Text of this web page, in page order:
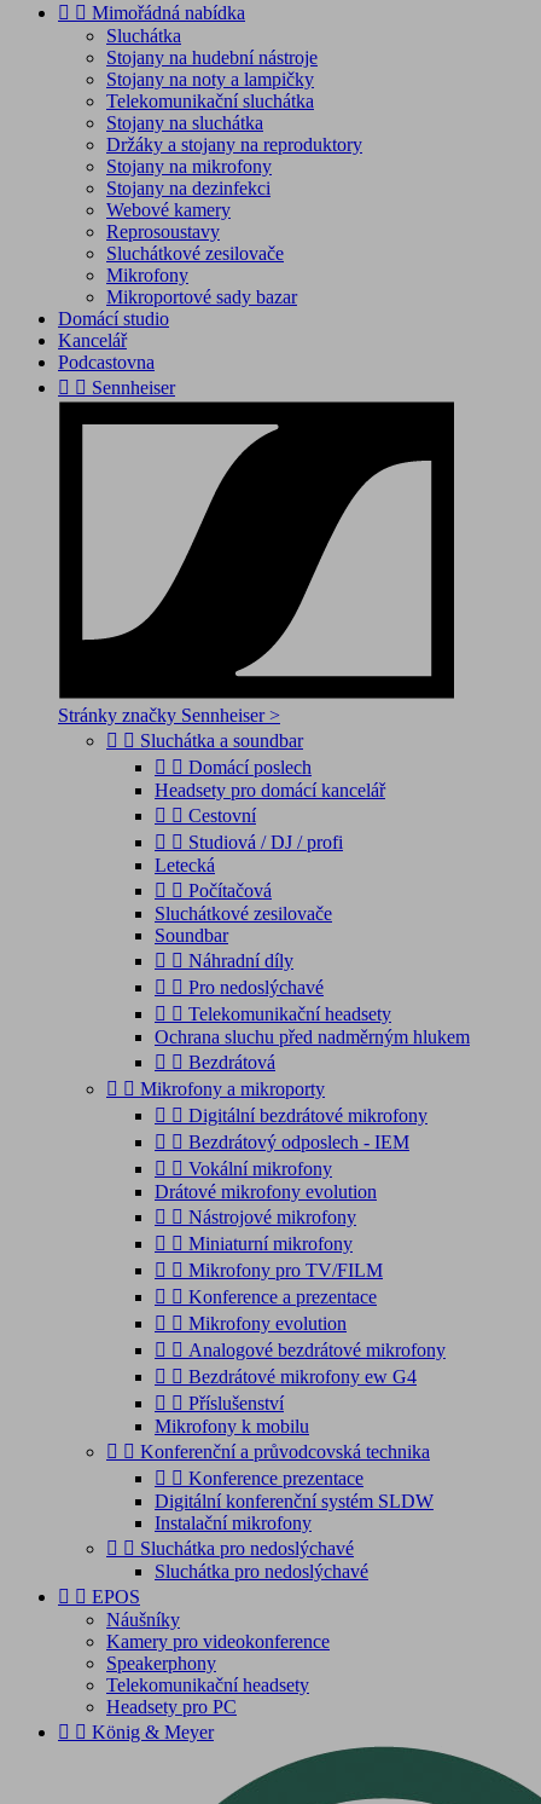
  Mimořádná nabídka
Sluchátka
Stojany na hudební nástroje
Stojany na noty a lampičky
Telekomunikační sluchátka
Stojany na sluchátka
Držáky a stojany na reproduktory
Stojany na mikrofony
Stojany na dezinfekci
Webové kamery
Reprosoustavy
Sluchátkové zesilovače
Mikrofony
Mikroportové sady bazar
Domácí studio
Kancelář
Podcastovna
  Sennheiser
Stránky značky Sennheiser >
  Sluchátka a soundbar
  Domácí poslech
Headsety pro domácí kancelář
  Cestovní
  Studiová / DJ / profi
Letecká
  Počítačová
Sluchátkové zesilovače
Soundbar
  Náhradní díly
  Pro nedoslýchavé
  Telekomunikační headsety
Ochrana sluchu před nadměrným hlukem
  Bezdrátová
  Mikrofony a mikroporty
  Digitální bezdrátové mikrofony
  Bezdrátový odposlech - IEM
  Vokální mikrofony
Drátové mikrofony evolution
  Nástrojové mikrofony
  Miniaturní mikrofony
  Mikrofony pro TV/FILM
  Konference a prezentace
  Mikrofony evolution
  Analogové bezdrátové mikrofony
  Bezdrátové mikrofony ew G4
  Příslušenství
Mikrofony k mobilu
  Konferenční a průvodcovská technika
  Konference prezentace
Digitální konferenční systém SLDW
Instalační mikrofony
  Sluchátka pro nedoslýchavé
Sluchátka pro nedoslýchavé
  EPOS
Náušníky
Kamery pro videokonference
Speakerphony
Telekomunikační headsety
Headsety pro PC
  König & Meyer